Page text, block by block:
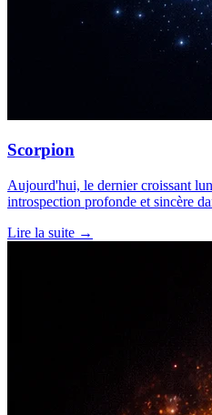
Scorpion
Aujourd'hui, le dernier croissant
introspection profonde et sincère
Lire la suite →